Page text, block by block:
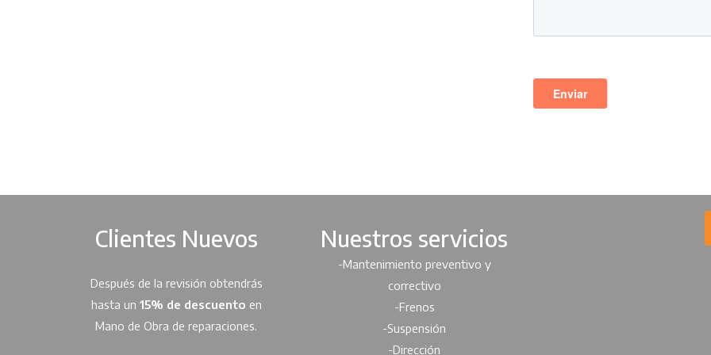
Clientes Nuevos
Después de la revisión obtendrás
hasta un 15% de descuento en
Mano de Obra de reparaciones.
Nuestros servicios
-Mantenimiento preventivo y
correctivo
-Frenos
-Suspensión
-Dirección